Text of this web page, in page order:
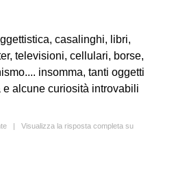
casalinghi, libri,
televisioni, cellulari, borse,
insomma, tanti oggetti
alcune curiosità introvabili
| Visualizza la risposta completa su